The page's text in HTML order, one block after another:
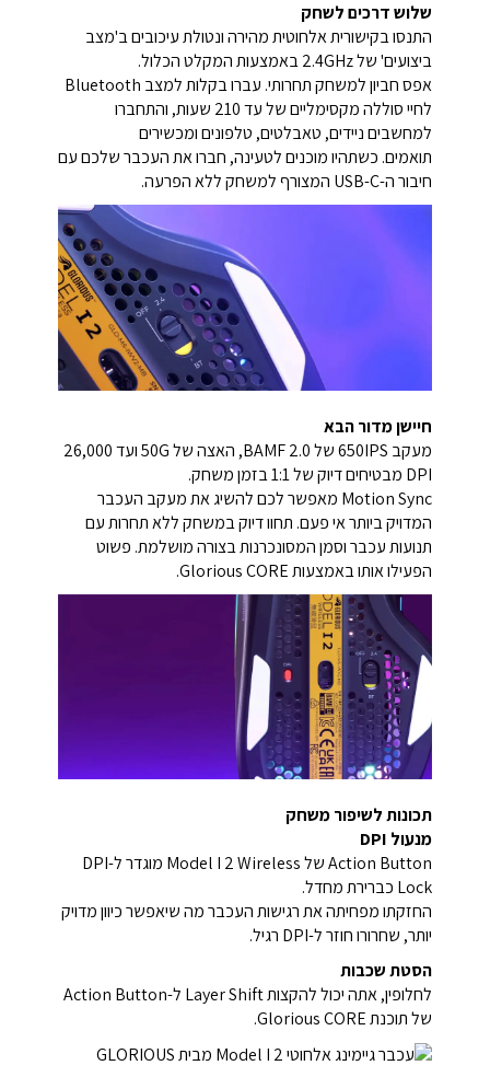
שלוש דרכים לשחק
התנסו בקישורית אלחוטית מהירה ונטולת עיכובים ב'מצב
ביצועים' של 2.4GHz באמצעות המקלט הכלול.
אפס חביון למשחק תחרותי. עברו בקלות למצב Bluetooth
לחיי סוללה מקסימליים של עד 210 שעות, והתחברו
למחשבים ניידים, טאבלטים, טלפונים ומכשירים
תואמים. כשתהיו מוכנים לטעינה, חברו את העכבר שלכם עם
חיבור ה-USB-C המצורף למשחק ללא הפרעה.
חיישן מדור הבא
מעקב 650IPS של BAMF 2.0, האצה של 50G ועד 26,000
DPI מבטיחים דיוק של 1:1 בזמן משחק.
Motion Sync מאפשר לכם להשיג את מעקב העכבר
המדויק ביותר אי פעם. תחוו דיוק במשחק ללא תחרות עם
תנועות עכבר וסמן המסונכרנות בצורה מושלמת. פשוט
הפעילו אותו באמצעות Glorious CORE.
תכונות לשיפור משחק
מנעול DPI
Action Button של Model I 2 Wireless מוגדר ל-DPI
Lock כברירת מחדל.
החזקתו מפחיתה את רגישות העכבר מה שיאפשר כיוון מדויק
יותר, שחרורו חוזר ל-DPI רגיל.
הסטת שכבות
לחלופין, אתה יכול להקצות Layer Shift ל-Action Button
של תוכנת Glorious CORE.